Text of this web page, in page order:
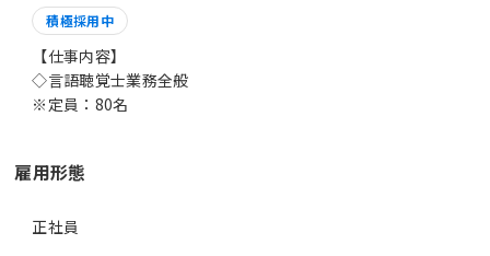
積極採用中
【仕事内容】
◇言語聴覚士業務全般
※定員：80名
雇用形態
正社員